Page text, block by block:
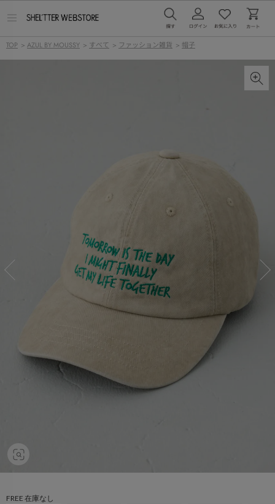
ー
を
TOP > AZUL BY MOUSSY > すべて > ファッション雑貨 > 帽子
FREE 在庫なし